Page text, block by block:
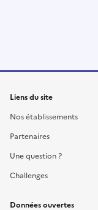
Liens du site
Nos établissements
Partenaires
Une question ?
Challenges
Données ouvertes